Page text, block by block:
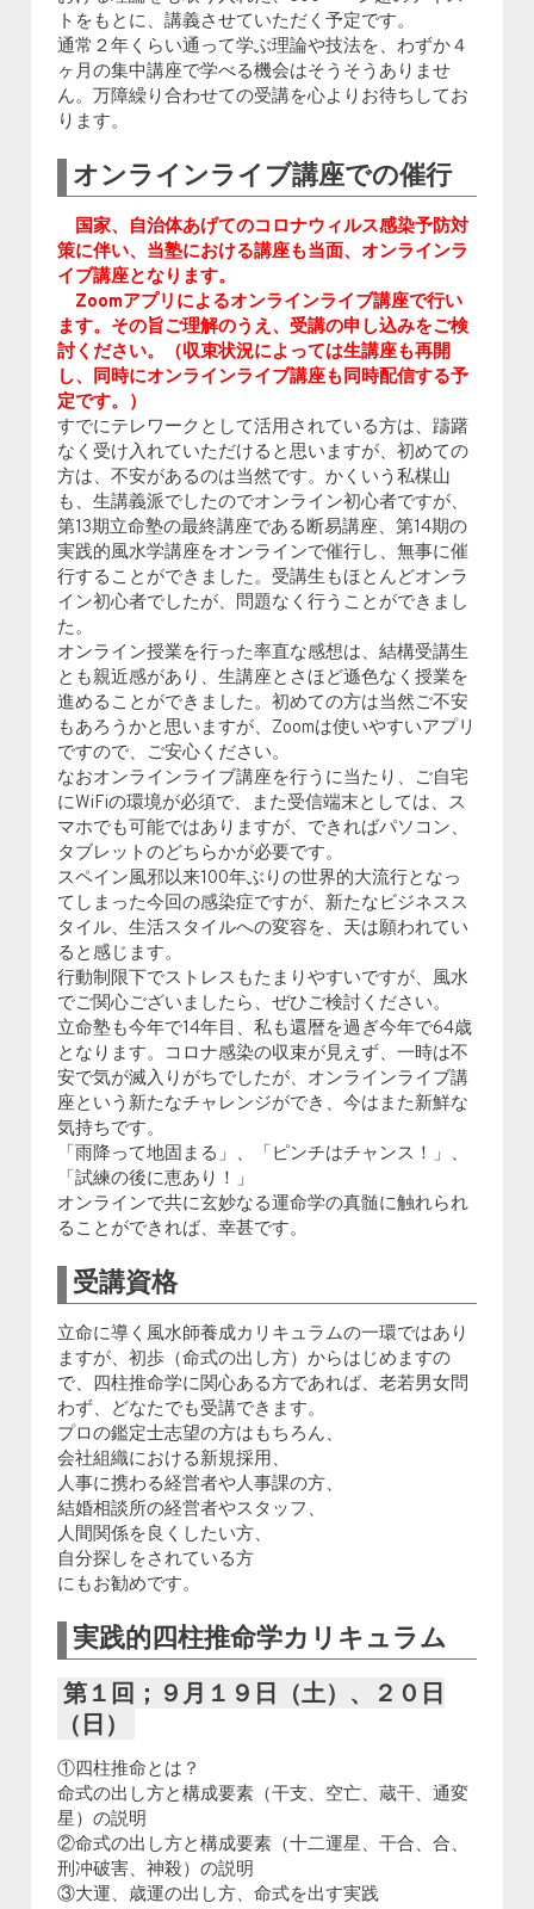
トをもとに、講義させていただく予定です。
通常２年くらい通って学ぶ理論や技法を、わずか４
ヶ月の集中講座で学べる機会はそうそうありませ
ん。万障繰り合わせての受講を心よりお待ちしてお
ります。
オンラインライブ講座での催行
国家、自治体あげてのコロナウィルス感染予防対
策に伴い、当塾における講座も当面、オンラインラ
イブ講座となります。
Zoomアプリによるオンラインライブ講座で行い
ます。その旨ご理解のうえ、受講の申し込みをご検
討ください。（収束状況によっては生講座も再開
し、同時にオンラインライブ講座も同時配信する予
定です。）
すでにテレワークとして活用されている方は、躊躇
なく受け入れていただけると思いますが、初めての
方は、不安があるのは当然です。かくいう私楳山
も、生講義派でしたのでオンライン初心者ですが、
第13期立命塾の最終講座である断易講座、第14期の
実践的風水学講座をオンラインで催行し、無事に催
行することができました。受講生もほとんどオンラ
イン初心者でしたが、問題なく行うことができまし
た。
オンライン授業を行った率直な感想は、結構受講生
とも親近感があり、生講座とさほど遜色なく授業を
進めることができました。初めての方は当然ご不安
もあろうかと思いますが、Zoomは使いやすいアプリ
ですので、ご安心ください。
なおオンラインライブ講座を行うに当たり、ご自宅
にWiFiの環境が必須で、また受信端末としては、ス
マホでも可能ではありますが、できればパソコン、
タブレットのどちらかが必要です。
スペイン風邪以来100年ぶりの世界的大流行となっ
てしまった今回の感染症ですが、新たなビジネスス
タイル、生活スタイルへの変容を、天は願われてい
ると感じます。
行動制限下でストレスもたまりやすいですが、風水
でご関心ございましたら、ぜひご検討ください。
立命塾も今年で14年目、私も還暦を過ぎ今年で64歳
となります。コロナ感染の収束が見えず、一時は不
安で気が滅入りがちでしたが、オンラインライブ講
座という新たなチャレンジができ、今はまた新鮮な
気持ちです。
「雨降って地固まる」、「ピンチはチャンス！」、
「試練の後に恵あり！」
オンラインで共に玄妙なる運命学の真髄に触れられ
ることができれば、幸甚です。
受講資格
立命に導く風水師養成カリキュラムの一環ではあり
ますが、初歩（命式の出し方）からはじめますの
で、四柱推命学に関心ある方であれば、老若男女問
わず、どなたでも受講できます。
プロの鑑定士志望の方はもちろん、
会社組織における新規採用、
人事に携わる経営者や人事課の方、
結婚相談所の経営者やスタッフ、
人間関係を良くしたい方、
自分探しをされている方
にもお勧めです。
実践的四柱推命学カリキュラム
第１回；９月１９日（土）、２０日
（日）
①四柱推命とは？
命式の出し方と構成要素（干支、空亡、蔵干、通変
星）の説明
②命式の出し方と構成要素（十二運星、干合、合、
刑冲破害、神殺）の説明
③大運、歳運の出し方、命式を出す実践